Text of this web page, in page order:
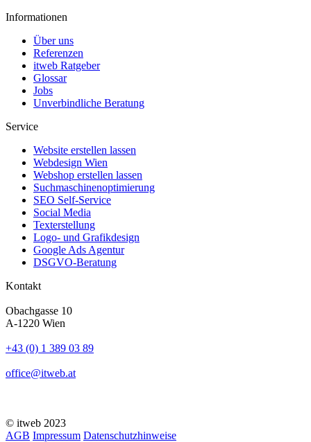
Informationen
Über uns
Referenzen
itweb Ratgeber
Glossar
Jobs
Unverbindliche Beratung
Service
Website erstellen lassen
Webdesign Wien
Webshop erstellen lassen
Suchmaschinenoptimierung
SEO Self-Service
Social Media
Texterstellung
Logo- und Grafikdesign
Google Ads Agentur
DSGVO-Beratung
Kontakt
Obachgasse 10
A-1220 Wien
+43 (0) 1 389 03 89
office@itweb.at
© itweb 2023
AGB Impressum Datenschutzhinweise